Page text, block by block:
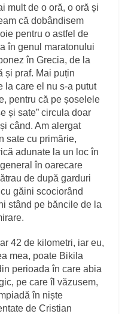
mult de o oră, o oră și
că dobândisem
pentru o astfel de
în genul maratonului
în Grecia, de la
și praf. Mai puțin
la care el nu s-a putut
pentru că pe șoselele
și sate” circula doar
când. Am alergat
sate cu primărie,
adunate la un loc în
în oarecare
de după garduri
găini scociorând
stând pe băncile de la
42 de kilometri, iar eu,
mea, poate Bikila
perioada în care abia
pe care îl văzusem,
în niște
de Cristian